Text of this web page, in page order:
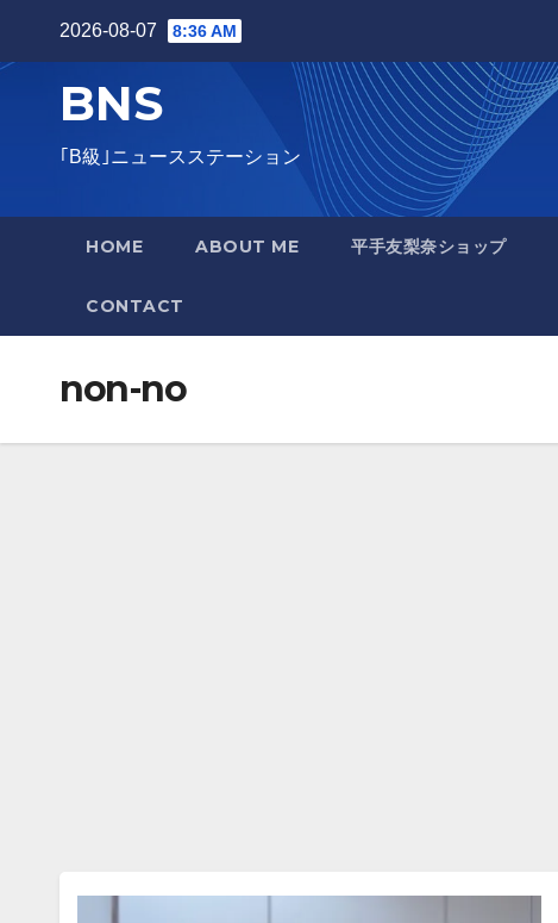
2026-08-07 8:36 AM
BNS
｢B級｣ニュースステーション
HOME ABOUT ME 平手友梨奈ショップ
CONTACT
non-no